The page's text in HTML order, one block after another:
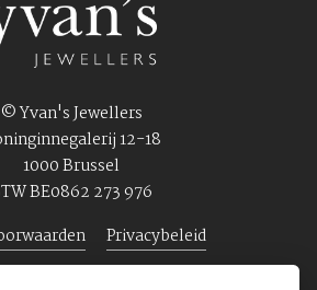
© Yvan's Jewellers
12-18
1000 Brussel
BE0862 273 976
Privacybeleid